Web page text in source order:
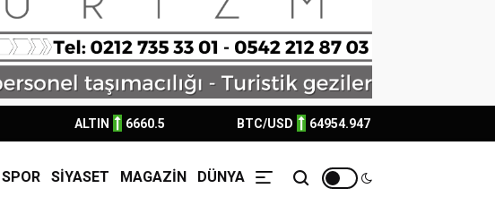
ALTIN 6660.5 BTC/USD 64954.947
SPOR SİYASET MAGAZİN DÜNYA